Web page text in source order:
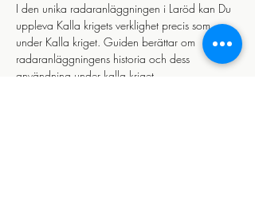
I den unika radaranläggningen i Laröd kan Du
uppleva Kalla krigets verklighet precis som
under Kalla kriget. Guiden berättar om
radaranläggningens historia och dess
användning under kalla kriget.